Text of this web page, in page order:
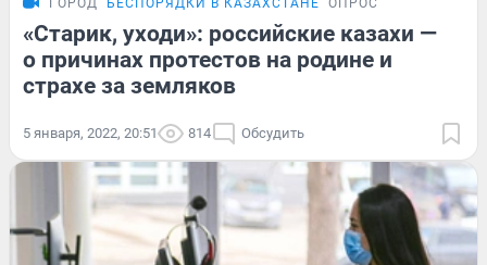
ГОРОД БЕСПОРЯДКИ В КАЗАХСТАНЕ ОПРОС
«Старик, уходи»: российские казахи —
о причинах протестов на родине и
страхе за земляков
5 января, 2022, 20:51 814 Обсудить